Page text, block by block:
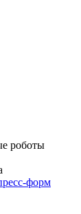
роботы
форм